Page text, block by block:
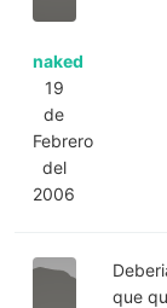
naked
19
de
Febrero
del
2006
que